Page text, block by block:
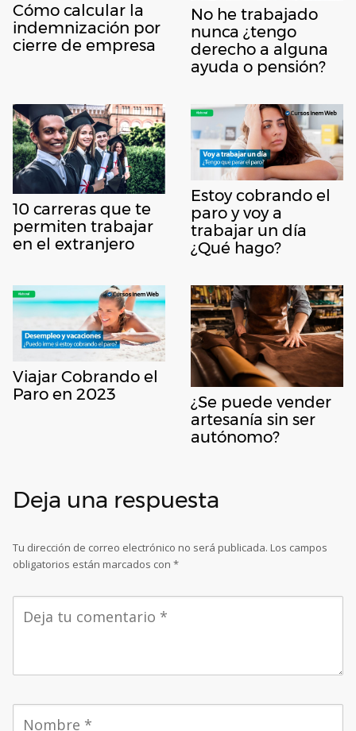
Cómo calcular la
indemnización por
cierre de empresa
No he trabajado
nunca ¿tengo
derecho a alguna
ayuda o pensión?
10 carreras que te
permiten trabajar
en el extranjero
Estoy cobrando el
paro y voy a
trabajar un día
¿Qué hago?
Viajar Cobrando el
Paro en 2023
¿Se puede vender
artesanía sin ser
autónomo?
Deja una respuesta
Tu dirección de correo electrónico no será publicada. Los campos
obligatorios están marcados con *